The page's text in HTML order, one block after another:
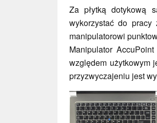
Za płytką dotykową
wykorzystać do
manipulatorowi
Manipulator
względem użytkowym
przyzwyczajeniu jest